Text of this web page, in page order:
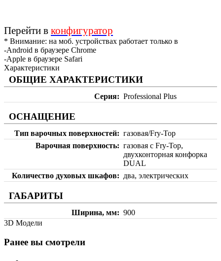
Перейти в конфигуратор
* Внимание: на моб. устройствах работает только в
-Android в браузере Chrome
-Apple в браузере Safari
Характеристики
ОБЩИЕ ХАРАКТЕРИСТИКИ
Серия Professional Plus
ОСНАЩЕНИЕ
Тип варочных поверхностей
газовая/Fry-Top
Варочная поверхность
газовая с Fry-Top,
двухконторная конфорка
DUAL
Количество духовых шкафов
два, электрических
ГАБАРИТЫ
Ширина, мм
900
3D Модели
Ранее вы смотрели